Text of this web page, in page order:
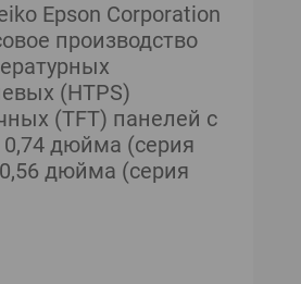
Epson Corporation
производство
(HTPS)
(TFT) панелей с
дюйма (серия
дюйма (серия